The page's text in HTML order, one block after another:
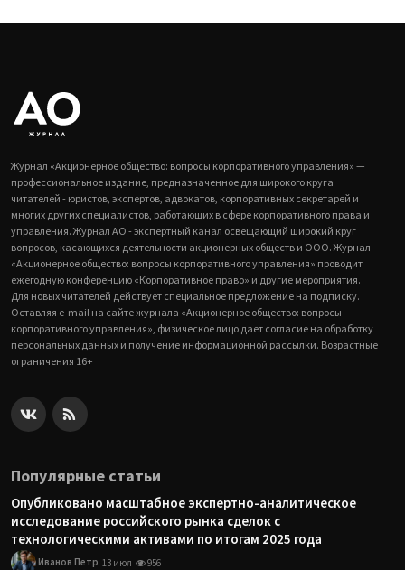
Журнал «Акционерное общество: вопросы корпоративного управления» —
профессиональное издание, предназначенное для широкого круга
читателей - юристов, экспертов, адвокатов, корпоративных секретарей и
многих других специалистов, работающих в сфере корпоративного права и
управления. Журнал АО - экспертный канал освещающий широкий круг
вопросов, касающихся деятельности акционерных обществ и ООО. Журнал
«Акционерное общество: вопросы корпоративного управления» проводит
ежегодную конференцию «Корпоративное право» и другие мероприятия.
Для новых читателей действует специальное предложение на подписку.
Оставляя e-mail на сайте журнала «Акционерное общество: вопросы
корпоративного управления», физическое лицо дает согласие на обработку
персональных данных и получение информационной рассылки. Возрастные
ограничения 16+
Популярные статьи
Опубликовано масштабное экспертно-аналитическое
исследование российского рынка сделок с
технологическими активами по итогам 2025 года
Иванов Петр 13 июл 956